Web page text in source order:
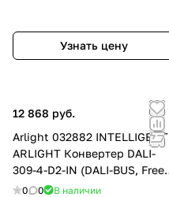
Узнать цену
12 868 руб.
Arlight 032882 INTELLIGENT
ARLIGHT Конвертер DALI-
309-4-D2-IN (DALI-BUS, Free
purpose) (IARL, Пластик)
0 0 В наличии